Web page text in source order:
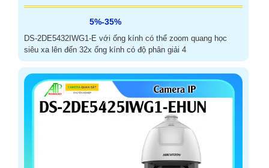
5%-35%
DS-2DE5432IWG1-E với ống kính có thể zoom quang học
siêu xa lên đến 32x ống kính có độ phân giải 4